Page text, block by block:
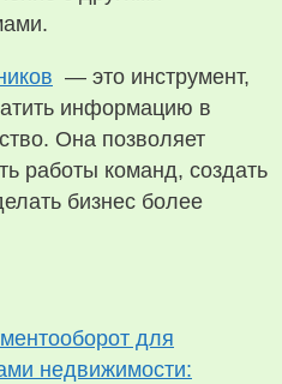
— это инструмент,
информацию в
Она позволяет
работы команд, создать
бизнес более
для
недвижимости: